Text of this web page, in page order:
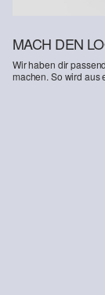
MACH DEN
Wir haben dir
machen. So wird aus